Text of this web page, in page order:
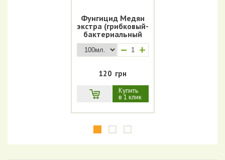
Фунгицид Медян
экстра (грибковый-
бактериальный
спектр действия)
+
120 грн
Купить
в 1 клик